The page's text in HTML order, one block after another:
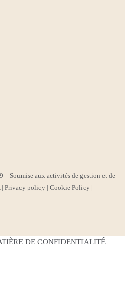
– Soumise aux activités de gestion et de
Privacy policy | Cookie Policy |